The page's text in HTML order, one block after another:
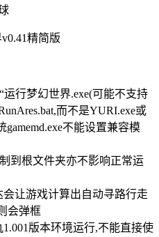
行梦幻世界.exe(可能不支持
而不是YURI.exe或
不能设置兼容模
到根文件夹亦不影响正常运
让游戏计算出自动寻路行走
会弹框
版本环境运行,不能直接使